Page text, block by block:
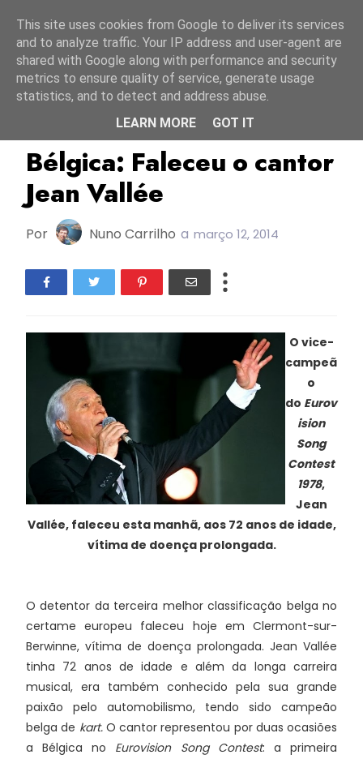
Esc1970 ESC1978
Bélgica: Faleceu o cantor
Jean Vallée
Por Nuno Carrilho a março 12, 2014
O vice-
campeã
o
do Eurov
ision
Song
Contest
1978,
Jean
Vallée, faleceu esta manhã, aos 72 anos de idade,
vítima de doença prolongada.
O detentor da terceira melhor classificação belga no
certame europeu faleceu hoje em Clermont-sur-
Berwinne, vítima de doença prolongada. Jean Vallée
tinha 72 anos de idade e além da longa carreira
musical, era também conhecido pela sua grande
paixão pelo automobilismo, tendo sido campeão
belga de kart. O cantor representou por duas ocasiões
a Bélgica no Eurovision Song Contest: a primeira
This site uses cookies from Google to deliver its services
and to analyze traffic. Your IP address and user-agent are
shared with Google along with performance and security
metrics to ensure quality of service, generate usage
statistics, and to detect and address abuse.
LEARN MORE
GOT IT